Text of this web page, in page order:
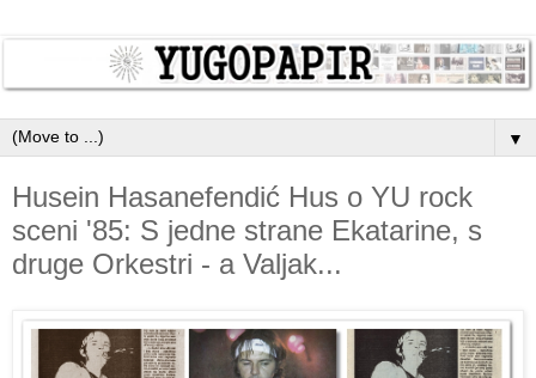
▼
Husein Hasanefendić Hus o YU rock
sceni '85: S jedne strane Ekatarine, s
druge Orkestri - a Valjak...